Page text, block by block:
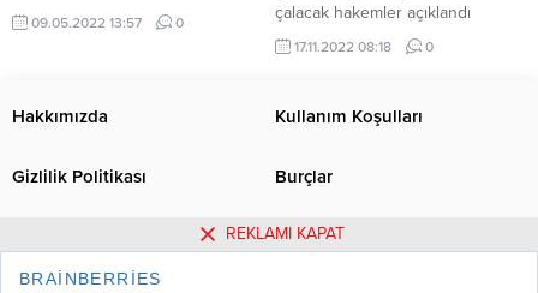
09.05.2022 13:57 0
çalacak hakemler açıklandı
17.11.2022 08:18 0
Hakkımızda Kullanım Koşulları
Gizlilik Politikası Burçlar
Künye
REKLAMI KAPAT